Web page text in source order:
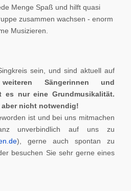
Menge Spaß und hilft quasi
zusammen wachsen - enorm
Musizieren.
sein, und sind aktuell auf
Sängerinnen und
es nur eine Grundmusikalität.
nicht notwendig!
ist und bei uns mitmachen
unverbindlich auf uns zu
), gerne auch spontan zu
besuchen Sie sehr gerne eines